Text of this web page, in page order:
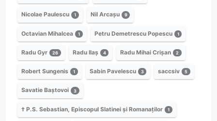
Nicolae Paulescu 1 Nil Arcașu 9
Octavian Mihalcea 1 Petru Demetrescu Popescu 1
Radu Gyr 26 Radu Ilaș 4 Radu Mihai Crișan 2
Robert Sungenis 1 Sabin Pavelescu 3 saccsiv 5
Savatie Baștovoi 3
† P.S. Sebastian, Episcopul Slatinei și Romanaților 1